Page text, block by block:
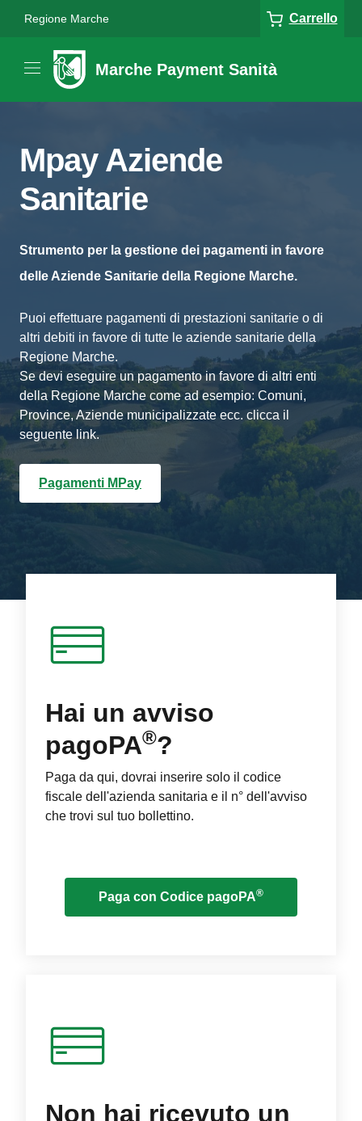
Regione Marche Carrello
Marche Payment Sanità
Mpay Aziende
Sanitarie
Strumento per la gestione dei pagamenti in favore
delle Aziende Sanitarie della Regione Marche.
Puoi effettuare pagamenti di prestazioni sanitarie o di
altri debiti in favore di tutte le aziende sanitarie della
Regione Marche.
Se devi eseguire un pagamento in favore di altri enti
della Regione Marche come ad esempio: Comuni,
Province, Aziende municipalizzate ecc. clicca il
seguente link.
Pagamenti MPay
Hai un avviso
pagoPA®?
Paga da qui, dovrai inserire solo il codice
fiscale dell'azienda sanitaria e il n° dell'avviso
che trovi sul tuo bollettino.
Paga con Codice pagoPA®
Non hai ricevuto un